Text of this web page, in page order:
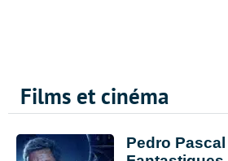
Films et cinéma
Pedro